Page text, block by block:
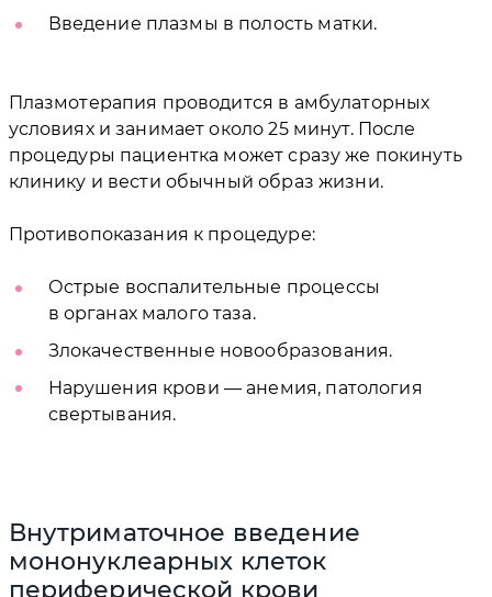
Введение плазмы в полость матки.
Плазмотерапия проводится в амбулаторных
условиях и занимает около 25 минут. После
процедуры пациентка может сразу же покинуть
клинику и вести обычный образ жизни.
Противопоказания к процедуре:
Острые воспалительные процессы
в органах малого таза.
Злокачественные новообразования.
Нарушения крови — анемия, патология
свертывания.
Внутриматочное введение
мононуклеарных клеток
периферической крови